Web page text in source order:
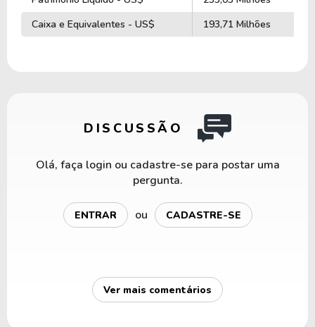
Caixa e Equivalentes - US$
193,71 Milhões
DISCUSSÃO
Olá, faça login ou cadastre-se para postar uma
pergunta.
ENTRAR ou CADASTRE-SE
Ver mais comentários